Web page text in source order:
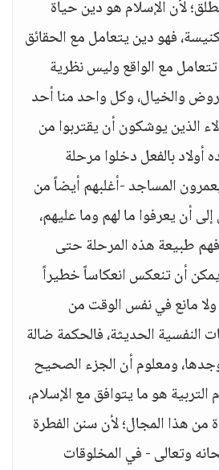
لأن الإسلام هو دين حياة
فهو دين يتعامل مع الحقائق
مع الواقع وليس نظرية
والخيال، وكل واحد منا أحد
الذين يوشكون أن يقتربوا من
أولاد بالفعل دخلوا مرحلة
المساجد -أغلبهم أيضاً من
أن يعرفوا ما لهم وما عليهم،
فهم طبيعة هذه المرحلة حتى
يمكن أن تنعكس انعكاساً خطيراً
مانع في نفس الوقت من
النفسية الحديثة، فالحكمة ضالة
ومعلوم أن الجزء الصحيح
هو ما يتوافق مع الإسلام،
من هذا المجال؛ لأن سنن الفطرة
وتعالى - في المخلوقات